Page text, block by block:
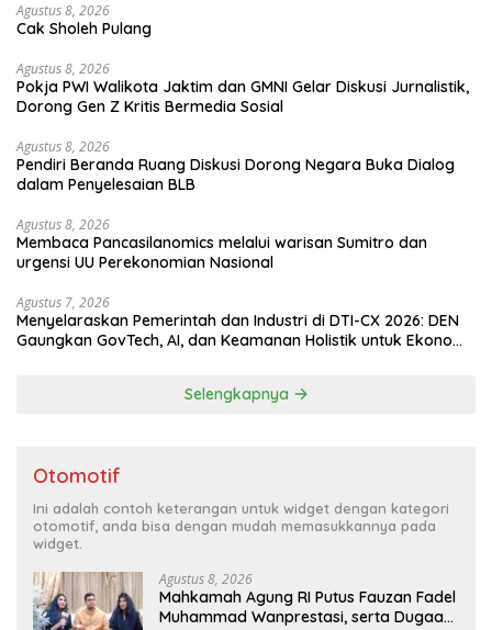
Agustus 8, 2026
Cak Sholeh Pulang
Agustus 8, 2026
Pokja PWI Walikota Jaktim dan GMNI Gelar Diskusi Jurnalistik,
Dorong Gen Z Kritis Bermedia Sosial
Agustus 8, 2026
Pendiri Beranda Ruang Diskusi Dorong Negara Buka Dialog
dalam Penyelesaian BLB
Agustus 8, 2026
Membaca Pancasilanomics melalui warisan Sumitro dan
urgensi UU Perekonomian Nasional
Agustus 7, 2026
Menyelaraskan Pemerintah dan Industri di DTI-CX 2026: DEN
Gaungkan GovTech, AI, dan Keamanan Holistik untuk Ekonomi
Selengkapnya
Otomotif
Ini adalah contoh keterangan untuk widget dengan kategori
otomotif, anda bisa dengan mudah memasukkannya pada
widget.
Agustus 8, 2026
Mahkamah Agung RI Putus Fauzan Fadel
Muhammad Wanprestasi, serta Dugaan